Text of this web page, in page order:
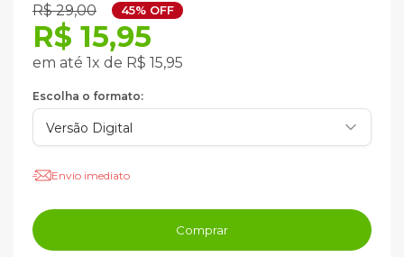
R$ 29,00 45% OFF
R$ 15,95
em até 1x de R$ 15,95
Escolha o formato:
Envio imediato
Comprar